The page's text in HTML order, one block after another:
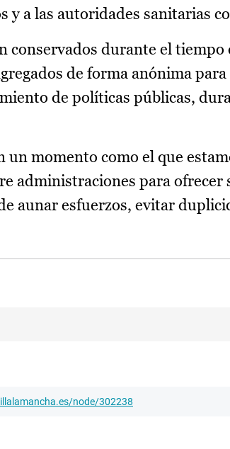
y a las autoridades sanitarias
conservados durante el
de forma anónima
de políticas públicas,
un momento como el que
administraciones para ofrecer
aunar esfuerzos, evitar
node/302238